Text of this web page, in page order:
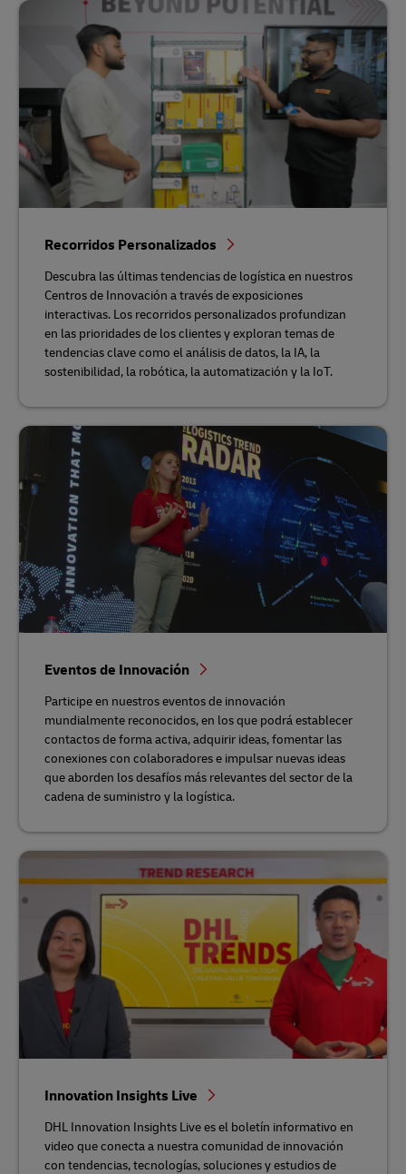
Recorridos Personalizados
Descubra las últimas tendencias de logística en nuestros
Centros de Innovación a través de exposiciones
interactivas. Los recorridos personalizados profundizan
en las prioridades de los clientes y exploran temas de
tendencias clave como el análisis de datos, la IA, la
sostenibilidad, la robótica, la automatización y la IoT.
Eventos de Innovación
Participe en nuestros eventos de innovación
mundialmente reconocidos, en los que podrá establecer
contactos de forma activa, adquirir ideas, fomentar las
conexiones con colaboradores e impulsar nuevas ideas
que aborden los desafíos más relevantes del sector de la
cadena de suministro y la logística.
Innovation Insights Live
DHL Innovation Insights Live es el boletín informativo en
video que conecta a nuestra comunidad de innovación
con tendencias, tecnologías, soluciones y estudios de